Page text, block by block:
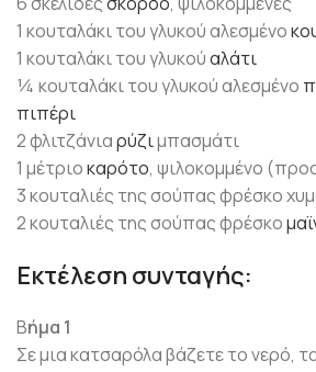
1 κουταλάκι του γλυκού αλεσμένο
1 κουταλάκι του γλυκούαλάτι
¼ κουταλάκι του γλυκού αλεσμένο
πιπέρι
2 φλιτζάνιαρύζιμπασμάτι
1 μέτριοκαρότο, ψιλοκομμένο
3 κουταλιές της σούπας φρέσκο
2 κουταλιές της σούπας φρέσκο
Εκτέλεση συνταγής:
Βήμα 1
Σε μια κατσαρόλα βάζετε το νερό,